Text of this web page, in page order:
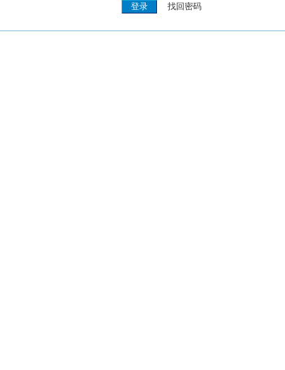
找回密码